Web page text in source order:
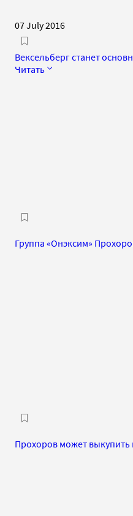
07 July 2016
Вексельберг станет
Читать
Группа «Онэксим»
Прохоров может